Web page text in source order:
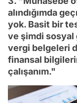
alındığımda
yok. Basit bir
ve şimdi sosyal
vergi belgeleri
finansal
çalışanım."